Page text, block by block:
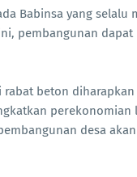
Babinsa yang
pembangunan
beton
perekonomian
desa